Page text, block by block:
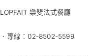
LOPFAIT 樂斐法式餐廳
．專線：02-8502-5599